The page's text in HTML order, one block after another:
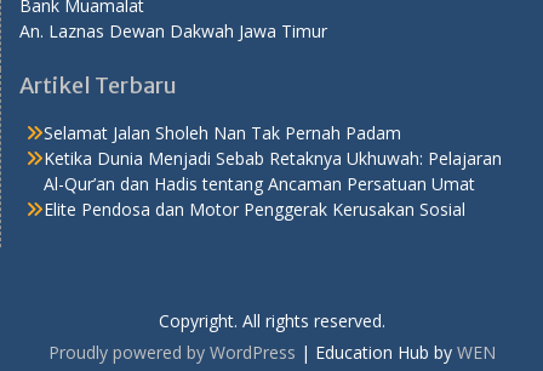
Bank Muamalat
An. Laznas Dewan Dakwah Jawa Timur
Artikel Terbaru
Selamat Jalan Sholeh Nan Tak Pernah Padam
Ketika Dunia Menjadi Sebab Retaknya Ukhuwah: Pelajaran
Al-Qur’an dan Hadis tentang Ancaman Persatuan Umat
Elite Pendosa dan Motor Penggerak Kerusakan Sosial
Copyright. All rights reserved.
Proudly powered by WordPress | Education Hub by WEN